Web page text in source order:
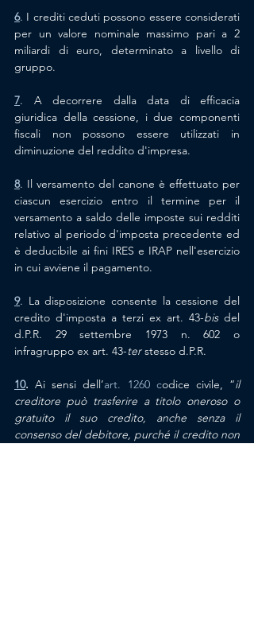
6. I crediti ceduti possono essere considerati
per un valore nominale massimo pari a 2
miliardi di euro, determinato a livello di
gruppo.
7. A decorrere dalla data di efficacia
giuridica della cessione, i due componenti
fiscali non possono essere utilizzati in
diminuzione del reddito d'impresa.
8. Il versamento del canone è effettuato per
ciascun esercizio entro il termine per il
versamento a saldo delle imposte sui redditi
relativo al periodo d'imposta precedente ed
è deducibile ai fini IRES e IRAP nell'esercizio
in cui avviene il pagamento.
9. La disposizione consente la cessione del
credito d'imposta a terzi ex art. 43-bis del
d.P.R. 29 settembre 1973 n. 602 o
infragruppo ex art. 43-ter stesso d.P.R.
10. Ai sensi dell’art. 1260 codice civile, “il
creditore può trasferire a titolo oneroso o
gratuito il suo credito, anche senza il
consenso del debitore, purché il credito non